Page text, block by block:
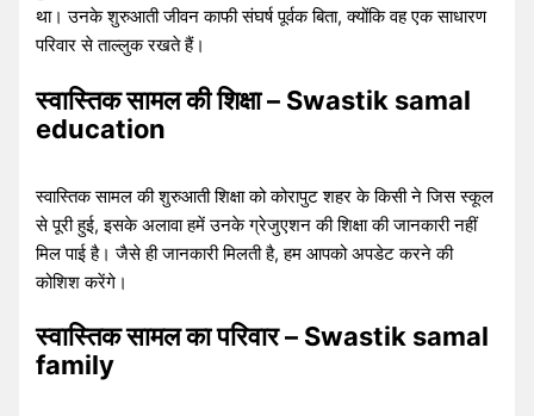
था। उनके शुरुआती जीवन काफी संघर्ष पूर्वक बिता, क्योंकि वह एक साधारण
परिवार से ताल्लुक रखते हैं।
स्वास्तिक सामल की शिक्षा – Swastik samal
education
स्वास्तिक सामल की शुरुआती शिक्षा को कोरापुट शहर के किसी ने जिस स्कूल
से पूरी हुई, इसके अलावा हमें उनके ग्रेजुएशन की शिक्षा की जानकारी नहीं
मिल पाई है। जैसे ही जानकारी मिलती है, हम आपको अपडेट करने की
कोशिश करेंगे।
स्वास्तिक सामल का परिवार – Swastik samal
family